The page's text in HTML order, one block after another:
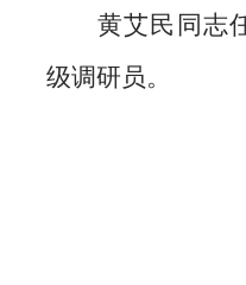
黄艾民同志
级调研员。